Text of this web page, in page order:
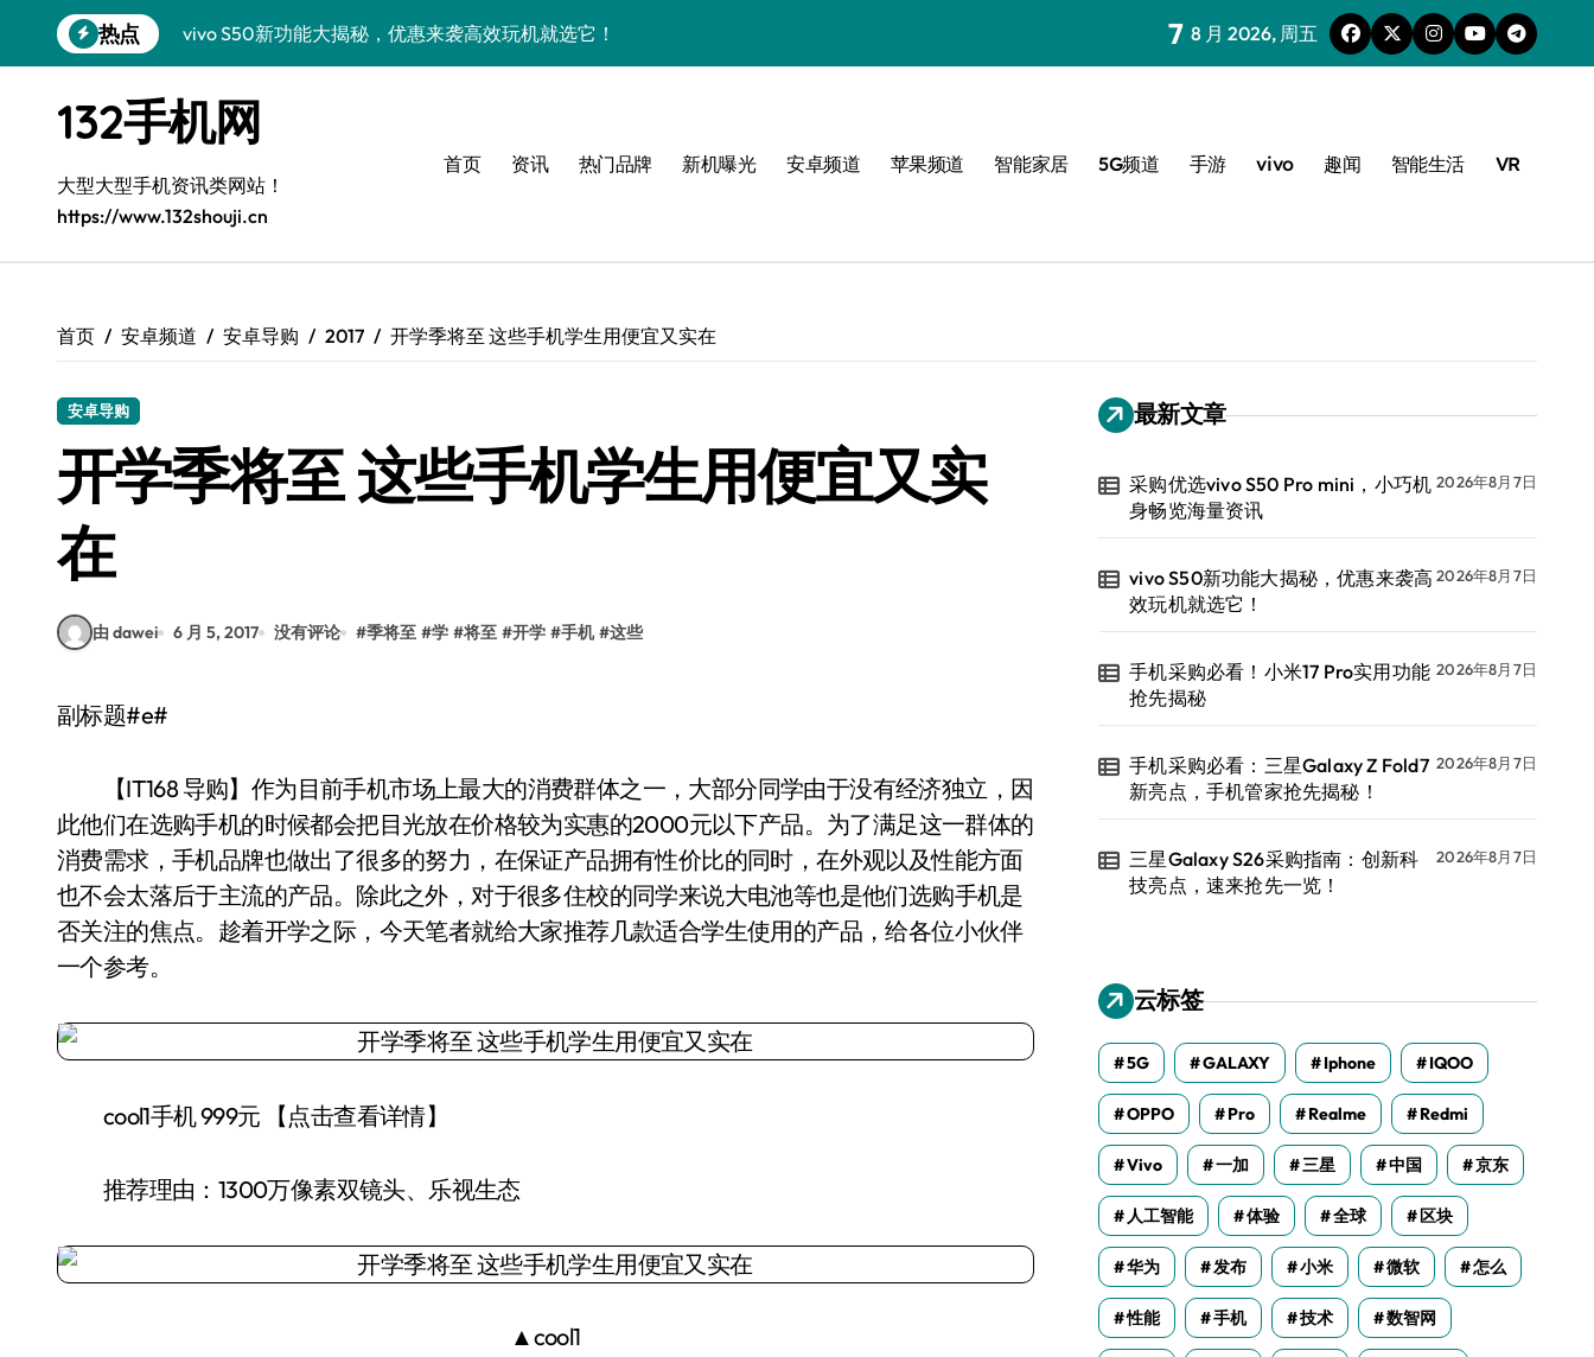
到
热点
vivo S50新功能大揭秘，优惠来袭高效玩机就选它！
手机采购必看：三星Galaxy Z Fold7新亮点，手机管家抢先揭秘！
三星Galaxy S26采购指南：创新科技亮点，速来抢先一览！
Galaxy S25 Ultra颜值爆表，定制主题潮翻天！
Galaxy S24+惊艳上市，手机美化新技能掌握！
Galaxy A56 5G登场，时尚旗舰新选择！
采购优选vivo S50 Pro mini，小巧机身畅览海量资讯
7 8 月 2026, 周五
132手机网
大型大型手机资讯类网站！
https://www.132shouji.cn
首页 资讯 热门品牌 新机曝光 安卓频道 苹果频道 智能家居 5G频道 手游 vivo 趣闻 智能生活 VR
首页 安卓频道 安卓导购 2017 开学季将至 这些手机学生用便宜又实在
安卓导购
开学季将至 这些手机学生用便宜又实
在
由 dawei 6 月 5, 2017 没有评论 #季将至 #学 #将至 #开学 #手机 #这些
副标题#e#
【IT168 导购】作为目前手机市场上最大的消费群体之一，大部分同学由于没有经济独立，因
此他们在选购手机的时候都会把目光放在价格较为实惠的2000元以下产品。为了满足这一群体的
消费需求，手机品牌也做出了很多的努力，在保证产品拥有性价比的同时，在外观以及性能方面
也不会太落后于主流的产品。除此之外，对于很多住校的同学来说大电池等也是他们选购手机是
否关注的焦点。趁着开学之际，今天笔者就给大家推荐几款适合学生使用的产品，给各位小伙伴
一个参考。
cool1手机 999元 【点击查看详情】
推荐理由：1300万像素双镜头、乐视生态
▲cool1
最新文章
采购优选vivo S50 Pro mini，小巧机
身畅览海量资讯
2026年8月7日
vivo S50新功能大揭秘，优惠来袭高
效玩机就选它！
2026年8月7日
手机采购必看！小米17 Pro实用功能
抢先揭秘
2026年8月7日
手机采购必看：三星Galaxy Z Fold7
新亮点，手机管家抢先揭秘！
2026年8月7日
三星Galaxy S26采购指南：创新科
技亮点，速来抢先一览！
2026年8月7日
云标签
5G GALAXY Iphone IQOO
OPPO Pro Realme Redmi
Vivo 一加 三星 中国 京东
人工智能 体验 全球 区块
华为 发布 小米 微软 怎么
性能 手机 技术 数智网